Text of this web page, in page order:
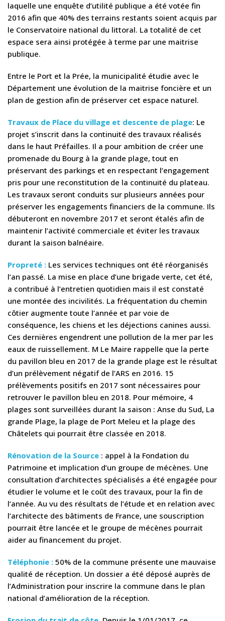
laquelle une enquête d’utilité publique a été votée fin
2016 afin que 40% des terrains restants soient acquis par
le Conservatoire national du littoral. La totalité de cet
espace sera ainsi protégée à terme par une maitrise
publique.
Entre le Port et la Prée, la municipalité étudie avec le
Département une évolution de la maitrise foncière et un
plan de gestion afin de préserver cet espace naturel.
Travaux de Place du village et descente de plage: Le
projet s’inscrit dans la continuité des travaux réalisés
dans le haut Préfailles. Il a pour ambition de créer une
promenade du Bourg à la grande plage, tout en
préservant des parkings et en respectant l’engagement
pris pour une reconstitution de la continuité du plateau.
Les travaux seront conduits sur plusieurs années pour
préserver les engagements financiers de la commune. Ils
débuteront en novembre 2017 et seront étalés afin de
maintenir l’activité commerciale et éviter les travaux
durant la saison balnéaire.
Propreté : Les services techniques ont été réorganisés
l’an passé. La mise en place d’une brigade verte, cet été,
a contribué à l’entretien quotidien mais il est constaté
une montée des incivilités. La fréquentation du chemin
côtier augmente toute l’année et par voie de
conséquence, les chiens et les déjections canines aussi.
Ces dernières engendrent une pollution de la mer par les
eaux de ruissellement. M Le Maire rappelle que la perte
du pavillon bleu en 2017 de la grande plage est le résultat
d’un prélèvement négatif de l’ARS en 2016. 15
prélèvements positifs en 2017 sont nécessaires pour
retrouver le pavillon bleu en 2018. Pour mémoire, 4
plages sont surveillées durant la saison : Anse du Sud, La
grande Plage, la plage de Port Meleu et la plage des
Châtelets qui pourrait être classée en 2018.
Rénovation de la Source : appel à la Fondation du
Patrimoine et implication d’un groupe de mécènes. Une
consultation d’architectes spécialisés a été engagée pour
étudier le volume et le coût des travaux, pour la fin de
l’année. Au vu des résultats de l’étude et en relation avec
l’architecte des bâtiments de France, une souscription
pourrait être lancée et le groupe de mécènes pourrait
aider au financement du projet.
Téléphonie : 50% de la commune présente une mauvaise
qualité de réception. Un dossier a été déposé auprès de
l’Administration pour inscrire la commune dans le plan
national d’amélioration de la réception.